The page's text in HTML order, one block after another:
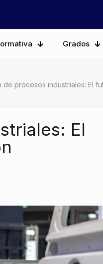
Grados
de procesos industriales: El
El